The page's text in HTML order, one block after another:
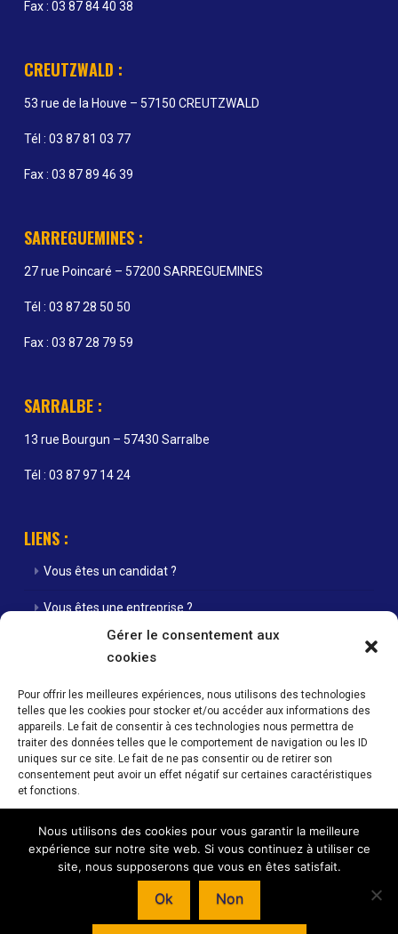
Gérer le consentement aux
cookies
Pour offrir les meilleures expériences, nous utilisons des technologies
telles que les cookies pour stocker et/ou accéder aux informations des
appareils. Le fait de consentir à ces technologies nous permettra de
traiter des données telles que le comportement de navigation ou les ID
uniques sur ce site. Le fait de ne pas consentir ou de retirer son
consentement peut avoir un effet négatif sur certaines caractéristiques
et fonctions.
Accepter
Refuser
Voir les préférences
Fax : 03 87 84 40 38
CREUTZWALD :
53 rue de la Houve – 57150 CREUTZWALD
Tél : 03 87 81 03 77
Fax : 03 87 89 46 39
SARREGUEMINES :
27 rue Poincaré – 57200 SARREGUEMINES
Tél : 03 87 28 50 50
Fax : 03 87 28 79 59
SARRALBE :
13 rue Bourgun – 57430 Sarralbe
Tél : 03 87 97 14 24
LIENS :
Vous êtes un candidat ?
Vous êtes une entreprise ?
Nos agences
Actualités
Contact
Mentions Légales / Crédits
Horaires d’ouverture de nos agences : Du lundi au vendredi 08h00 -
12h00 / 14h00 - 18h00
Nous utilisons des cookies pour vous garantir la meilleure
expérience sur notre site web. Si vous continuez à utiliser ce
site, nous supposerons que vous en êtes satisfait.
Ok Non